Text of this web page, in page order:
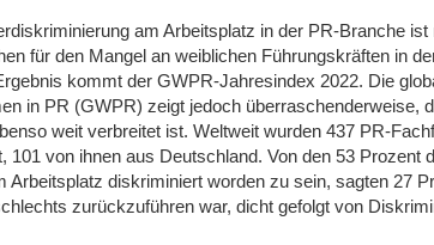
am Arbeitsplatz in der PR-Branche
für den Mangel an weiblichen Führungskräften in
kommt der GWPR-Jahresindex 2022. Die
in PR (GWPR) zeigt jedoch überraschenderweise,
weit verbreitet ist. Weltweit wurden 437 PR-
101 von ihnen aus Deutschland. Von den 53 Prozent
Arbeitsplatz diskriminiert worden zu sein, sagten 27
zurückzuführen war, dicht gefolgt von